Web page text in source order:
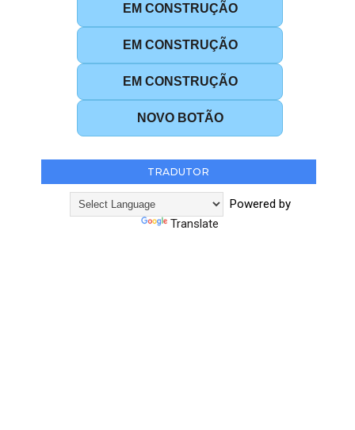
EM CONSTRUÇÃO
EM CONSTRUÇÃO
EM CONSTRUÇÃO
NOVO BOTÃO
TRADUTOR
Powered by
Translate